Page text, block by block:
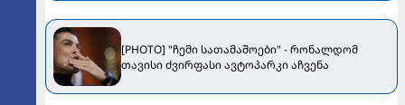
[PHOTO] "ჩემი სათამაშოები" - რონალდომ
თავისი ძვირფასი ავტოპარკი აჩვენა